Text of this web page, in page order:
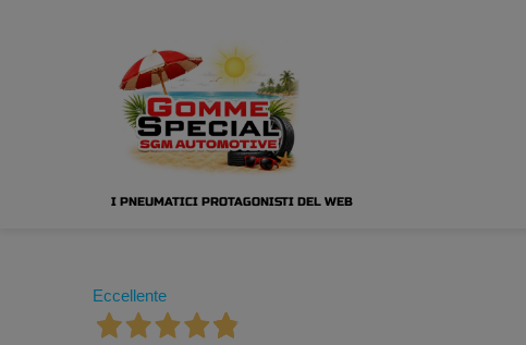
I PNEUMATICI PROTAGONISTI DEL WEB
Eccellente